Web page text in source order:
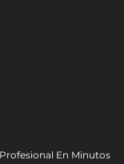
En Minutos